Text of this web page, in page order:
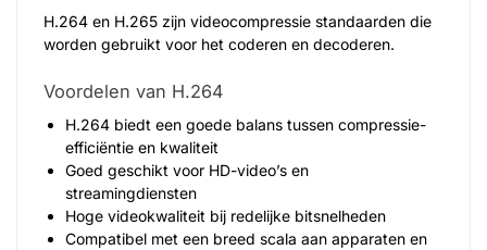
H.264 en H.265 zijn videocompressie standaarden die
worden gebruikt voor het coderen en decoderen.
Voordelen van H.264
H.264 biedt een goede balans tussen compressie-
efficiëntie en kwaliteit
Goed geschikt voor HD-video’s en
streamingdiensten
Hoge videokwaliteit bij redelijke bitsnelheden
Compatibel met een breed scala aan apparaten en